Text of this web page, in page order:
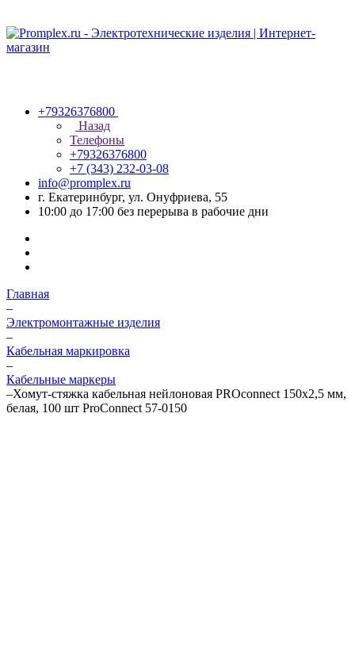
+79326376800
Назад
Телефоны
+79326376800
+7 (343) 232-03-08
info@promplex.ru
г. Екатеринбург, ул. Онуфриева, 55
10:00 до 17:00 без перерыва в рабочие дни
Главная
–
Электромонтажные изделия
–
Кабельная маркировка
–
Кабельные маркеры
–Хомут-стяжка кабельная нейлоновая PROconnect 150x2,5 мм,
белая, 100 шт ProConnect 57-0150